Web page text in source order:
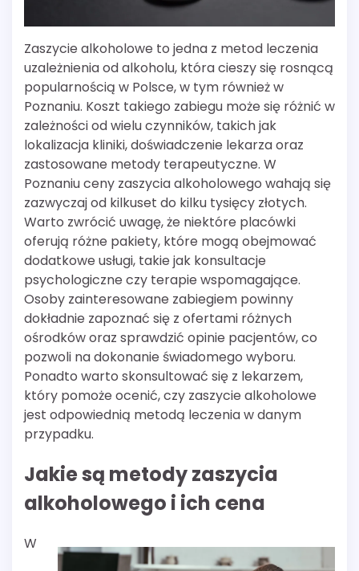
Zaszycie alkoholowe to jedna z metod leczenia
uzależnienia od alkoholu, która cieszy się rosnącą
popularnością w Polsce, w tym również w
Poznaniu. Koszt takiego zabiegu może się różnić w
zależności od wielu czynników, takich jak
lokalizacja kliniki, doświadczenie lekarza oraz
zastosowane metody terapeutyczne. W
Poznaniu ceny zaszycia alkoholowego wahają się
zazwyczaj od kilkuset do kilku tysięcy złotych.
Warto zwrócić uwagę, że niektóre placówki
oferują różne pakiety, które mogą obejmować
dodatkowe usługi, takie jak konsultacje
psychologiczne czy terapie wspomagające.
Osoby zainteresowane zabiegiem powinny
dokładnie zapoznać się z ofertami różnych
ośrodków oraz sprawdzić opinie pacjentów, co
pozwoli na dokonanie świadomego wyboru.
Ponadto warto skonsultować się z lekarzem,
który pomoże ocenić, czy zaszycie alkoholowe
jest odpowiednią metodą leczenia w danym
przypadku.
Jakie są metody zaszycia
alkoholowego i ich cena
W